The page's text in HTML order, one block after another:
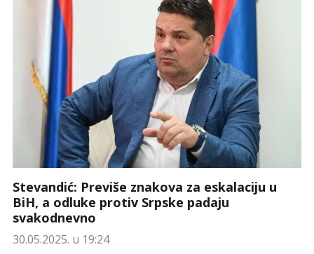
Stevandić: Previše znakova za eskalaciju u
BiH, a odluke protiv Srpske padaju
svakodnevno
30.05.2025. u 19:24